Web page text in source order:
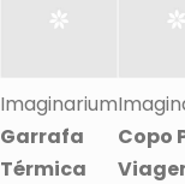
Imaginarium
Garrafa
Térmica
Copo